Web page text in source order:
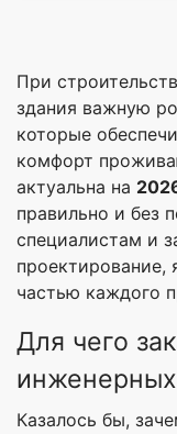
При
здания важную
которые
комфорт
актуальна на
правильно и без
специалистам и
частью каждого
Для чего
Казалось бы,